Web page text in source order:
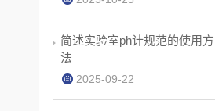
简述实验室ph计规范的使用方
法
2025-09-22